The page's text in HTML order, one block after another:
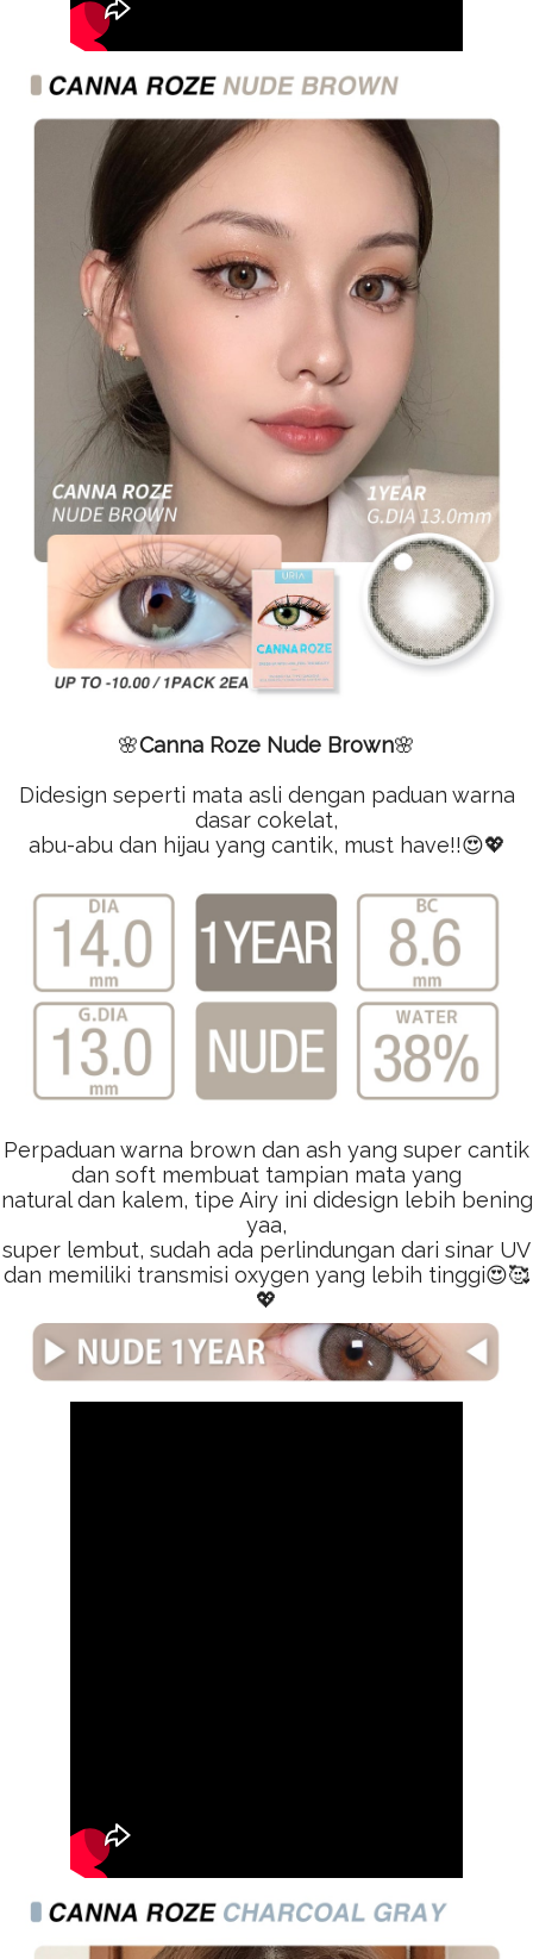
🌸Canna Roze Nude Brown🌸
Didesign seperti mata asli dengan paduan warna
dasar cokelat,
abu-abu dan hijau yang cantik, must have!!😍💖
Perpaduan warna brown dan ash yang super cantik
dan soft membuat tampian mata yang
natural dan kalem, tipe Airy ini didesign lebih bening
yaa,
super lembut, sudah ada perlindungan dari sinar UV
dan memiliki transmisi oxygen yang lebih tinggi😍🥰
💖